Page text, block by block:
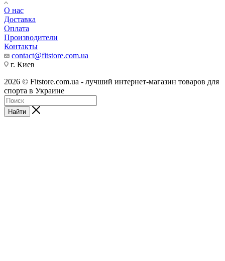
О нас
Доставка
Оплата
Производители
Контакты
contact@fitstore.com.ua
г. Киев
2026 © Fitstore.com.ua - лучший интернет-магазин товаров для
спорта в Украине
Найти